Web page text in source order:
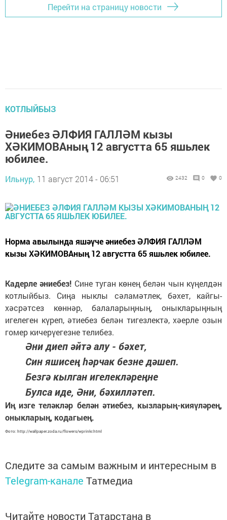
Перейти на страницу новости
КОТЛЫЙБЫЗ
Әниебез ӘЛФИЯ ГАЛЛӘМ кызы
ХӘКИМОВАның 12 августта 65 яшьлек
юбилее.
Ильнур, 11 август 2014 - 06:51 2432 0 0
Норма авылында яшәүче әниебез ӘЛФИЯ ГАЛЛӘМ
кызы ХӘКИМОВАның 12 августта 65 яшьлек юбилее.
Кадерле әниебез! Сине туган көнең белән чын күңелдән
котлыйбыз. Сиңа ныклы сәламәтлек, бәхет, кайгы-
хәсрәтсез көннәр, балаларыңның, оныкларыңның
игелеген күреп, әтиебез белән тигезлектә, хәерле озын
гомер кичерүегезне телибез.
Әни диеп әйтә алу - бәхет,
Син яшисең һәрчак безне дәшеп.
Безгә кылган игелекләреңне
Булса иде, Әни, бәхилләтеп.
Иң изге теләкләр белән әтиебез, кызларың-кияүләрең,
оныкларың, кодагыең.
Фото: http://wallpaper.zoda.ru/flowers/wprinkr.html
Следите за самым важным и интересным в
Telegram-канале Татмедиа
Читайте новости Татарстана в